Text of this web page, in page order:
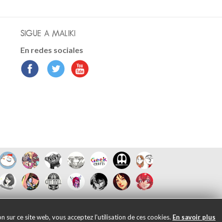
SIGUE A MALIKI
En redes sociales
sur ce site web, vous acceptez l'utilisation de ces cookies. En savoir plus